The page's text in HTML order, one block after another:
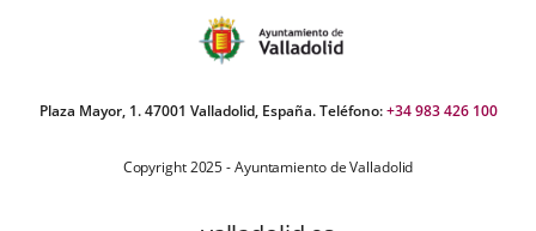
Plaza Mayor, 1. 47001 Valladolid, España. Teléfono:+34 983 426 100
Copyright 2025 - Ayuntamiento de Valladolid